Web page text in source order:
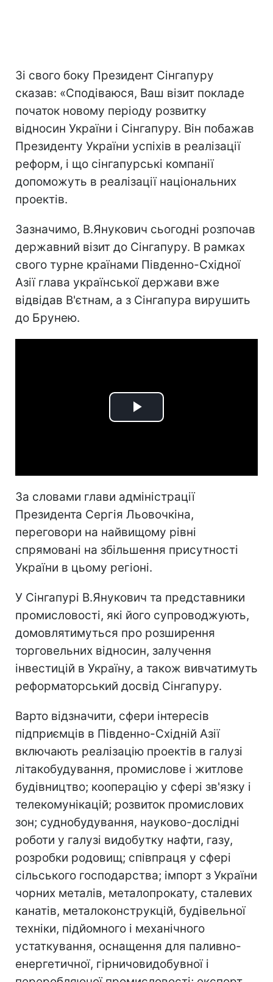
Зі свого боку Президент Сінгапуру
сказав: «Сподіваюся, Ваш візит покладе
початок новому періоду розвитку
відносин України і Сінгапуру. Він побажав
Президенту України успіхів в реалізації
реформ, і що сінгапурські компанії
допоможуть в реалізації національних
проектів.
Зазначимо, В.Янукович сьогодні розпочав
державний візит до Сінгапуру. В рамках
свого турне країнами Південно-Східної
Азії глава української держави вже
відвідав В'єтнам, а з Сінгапура вирушить
до Брунею.
Play
За словами глави адміністрації
Президента Сергія Льовочкіна,
переговори на найвищому рівні
спрямовані на збільшення присутності
України в цьому регіоні.
У Сінгапурі В.Янукович та представники
промисловості, які його супроводжують,
домовлятимуться про розширення
торговельних відносин, залучення
інвестицій в Україну, а також вивчатимуть
реформаторський досвід Сінгапуру.
Варто відзначити, сфери інтересів
підприємців в Південно-Східній Азії
включають реалізацію проектів в галузі
літакобудування, промислове і житлове
будівництво; кооперацію у сфері зв'язку і
телекомунікацій; розвиток промислових
зон; суднобудування, науково-дослідні
роботи у галузі видобутку нафти, газу,
розробки родовищ; співпраця у сфері
сільського господарства; імпорт з України
чорних металів, металопрокату, сталевих
канатів, металоконструкцій, будівельної
техніки, підйомного і механічного
устаткування, оснащення для паливно-
енергетичної, гірничовидобувної і